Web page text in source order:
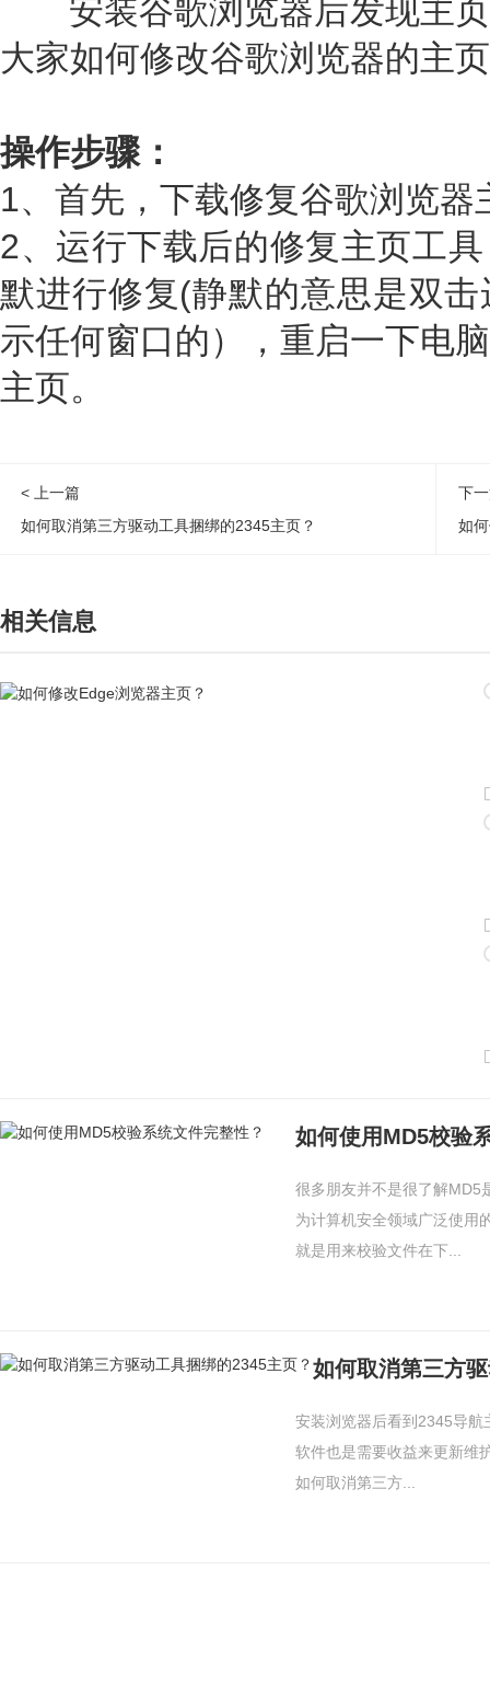
安装谷歌浏览器后发现主页
大家如何修改谷歌浏览器的主
操作步骤：
1、首先，下载修复谷歌浏览
2、运行下载后的修复主页工
默进行修复(静默的意思是双
示任何窗口的），重启一下电
主页。
< 上一篇
如何取消第三方驱动工具捆绑的2345主页？
下
如
相关信息
如何使用MD5校验
很多朋友并不是很了解MD5
为计算机安全领域广泛使用
就是用来校验文件在下...
如何取消第三方
安装浏览器后看到2345导航
软件也是需要收益来更新维
如何取消第三方...